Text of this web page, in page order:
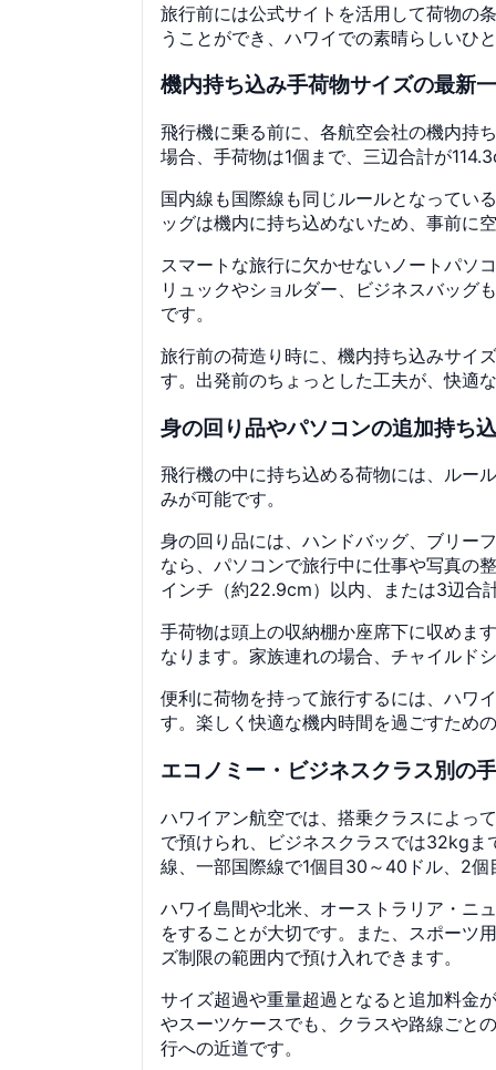
旅行前には公式サイトを活用して荷物の
うことができ、ハワイでの素晴らしいひ
機内持ち込み手荷物サイズの最新
飛行機に乗る前に、各航空会社の機内持
場合、手荷物は1個まで、三辺合計が
国内線も国際線も同じルールとなってい
ッグは機内に持ち込めないため、事前に
スマートな旅行に欠かせないノートパソ
リュックやショルダー、ビジネスバッグ
です。
旅行前の荷造り時に、機内持ち込みサイ
す。出発前のちょっとした工夫が、快適
身の回り品やパソコンの追加持ち
飛行機の中に持ち込める荷物には、ルー
みが可能です。
身の回り品には、ハンドバッグ、ブリー
なら、パソコンで旅行中に仕事や写真の
インチ（約22.9cm）以内、または3辺合
手荷物は頭上の収納棚か座席下に収めま
なります。家族連れの場合、チャイルド
便利に荷物を持って旅行するには、ハワ
す。楽しく快適な機内時間を過ごすため
エコノミー・ビジネスクラス別の
ハワイアン航空では、搭乗クラスによっ
で預けられ、ビジネスクラスでは32kg
線、一部国際線で1個目30～40ドル、2
ハワイ島間や北米、オーストラリア・ニ
をすることが大切です。また、スポーツ
ズ制限の範囲内で預け入れできます。
サイズ超過や重量超過となると追加料金
やスーツケースでも、クラスや路線ごと
行への近道です。